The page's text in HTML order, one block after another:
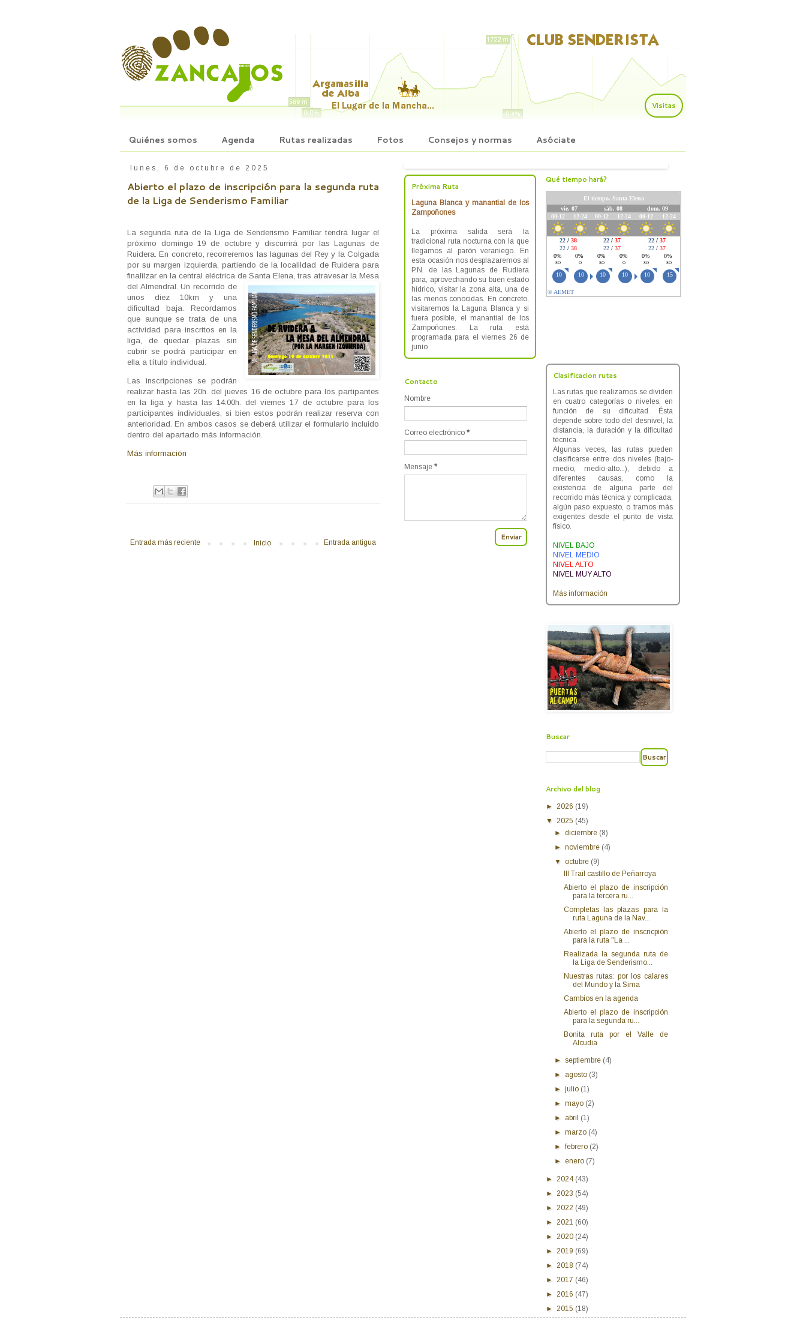
Quiénes somos Agenda Rutas realizadas Fotos Consejos y normas Asóciate
lunes, 6 de octubre de 2025
Abierto el plazo de inscripción para la segunda ruta
de la Liga de Senderismo Familiar
La segunda ruta de la Liga de Senderismo Familiar tendrá lugar el
próximo domingo 19 de octubre y discurrirá por las Lagunas de
Ruidera. En concreto, recorreremos las lagunas del Rey y la Colgada
por su margen izquierda, partiendo de la localildad de Ruidera para
finalilzar en la central eléctrica de Santa Elena, tras atravesar la Mesa
del Almendral. Un recorrido de
unos diez 10km y una
dificultad baja. Recordamos
que aunque se trata de una
actividad para inscritos en la
liga, de quedar plazas sin
cubrir se podrá participar en
ella a título individual.
Las inscripciones se podrán
realizar hasta las 20h. del jueves 16 de octubre para los partipantes
en la liga y hasta las 14:00h. del viernes 17 de octubre para los
participantes individuales, si bien estos podrán realizar reserva con
anterioridad. En ambos casos se deberá utilizar el formulario incluido
dentro del apartado más información.
Más información
Entrada más reciente Entrada antigua
Inicio
Visitas
Próxima Ruta
Laguna Blanca y manantial de los
Zampoñones
La próxima salida será la
tradicional ruta nocturna con la que
llegamos al parón veraniego. En
esta ocasión nos desplazaremos al
P.N. de las Lagunas de Rudiera
para, aprovechando su buen estado
hídrico, visitar la zona alta, una de
las menos conocidas. En concreto,
visitaremos la Laguna Blanca y si
fuera posible, el manantial de los
Zampoñones. La ruta está
programada para el viernes 26 de
junio
Contacto
Nombre
Correo electrónico *
Mensaje *
Qué tiempo hará?
Clasificacion rutas
Las rutas que realizamos se dividen
en cuatro categorías o niveles, en
función de su dificultad. Ésta
depende sobre todo del desnivel, la
distancia, la duración y la dificultad
técnica.
Algunas veces, las rutas pueden
clasificarse entre dos niveles (bajo-
medio, medio-alto...), debido a
diferentes causas, como la
existencia de alguna parte del
recorrido más técnica y complicada,
algún paso expuesto, o tramos más
exigentes desde el punto de vista
físico.
NIVEL BAJO
NIVEL MEDIO
NIVEL ALTO
NIVEL MUY ALTO
Más información
Buscar
Archivo del blog
► 2026 (19)
▼ 2025 (45)
►diciembre (8)
►noviembre (4)
▼octubre (9)
III Trail castillo de Peñarroya
Abierto el plazo de inscripción
para la tercera ru...
Completas las plazas para la
ruta Laguna de la Nav...
Abierto el plazo de inscricpión
para la ruta "La ...
Realizada la segunda ruta de
la Liga de Senderismo...
Nuestras rutas: por los calares
del Mundo y la Sima
Cambios en la agenda
Abierto el plazo de inscripción
para la segunda ru...
Bonita ruta por el Valle de
Alcudia
►septiembre (4)
► agosto (3)
►julio (1)
►mayo (2)
► abril (1)
►marzo (4)
►febrero (2)
►enero (7)
► 2024 (43)
► 2023 (54)
► 2022 (49)
► 2021 (60)
► 2020 (24)
► 2019 (69)
► 2018 (74)
► 2017 (46)
► 2016 (47)
► 2015 (18)